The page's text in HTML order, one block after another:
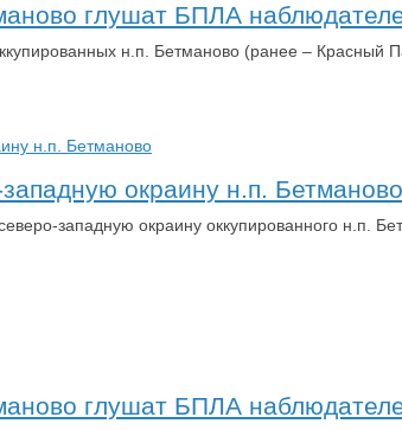
глушат БПЛА
н.п. Бетманово (ранее –
окраину н.п. Бетманово
западную окраину оккупированного
глушат БПЛА